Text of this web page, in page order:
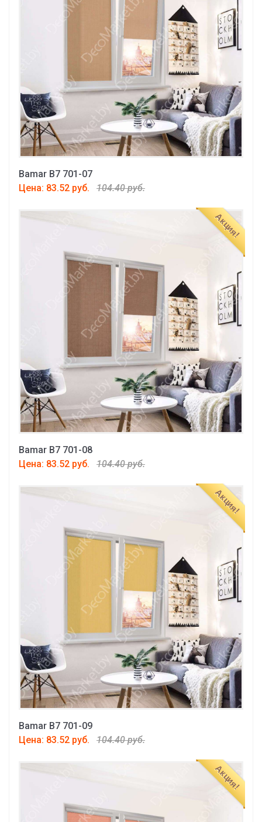
Bamar B7 701-07
Цена: 83.52 руб.
104.40 руб.
Акция!
Bamar B7 701-08
Цена: 83.52 руб.
104.40 руб.
Акция!
Bamar B7 701-09
Цена: 83.52 руб.
104.40 руб.
Акция!